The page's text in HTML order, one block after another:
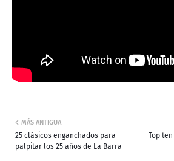
Top
MÁS ANTIGUA
25 clásicos enganchados para
palpitar los 25 años de La Barra